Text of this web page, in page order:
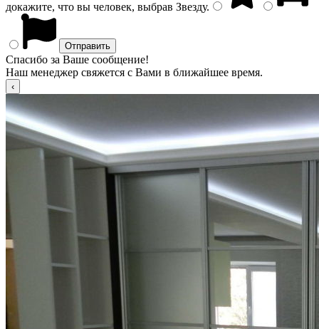
докажите, что вы человек, выбрав Звезду.
Спасибо за Ваше сообщение!
Наш менеджер свяжется с Вами в ближайшее время.